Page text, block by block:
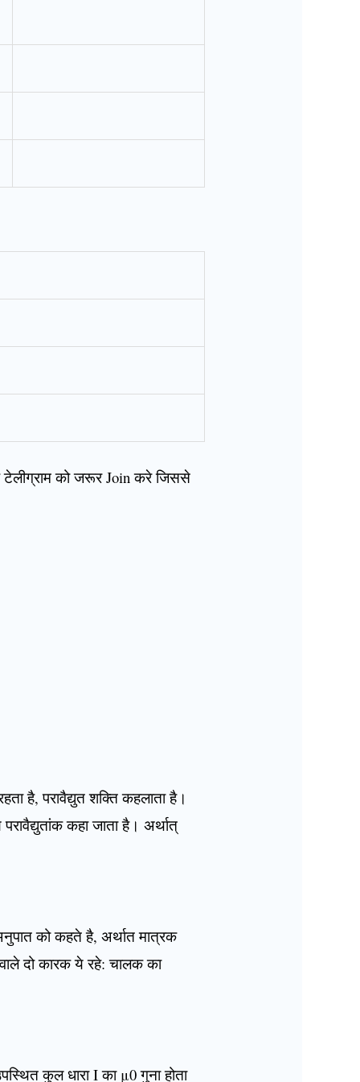
को जरूर Join करे जिससे
है, परावैद्युत शक्ति कहलाता है।
कहा जाता है। अर्थात्
को कहते है, अर्थात मात्रक
दो कारक ये रहे: चालक का
कुल धारा I का μ0 गुना होता